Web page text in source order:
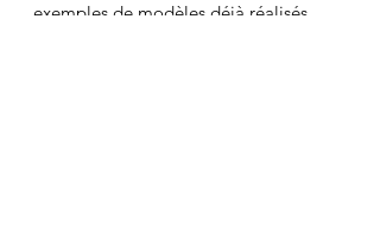
exemples de modèles déjà réalisés.